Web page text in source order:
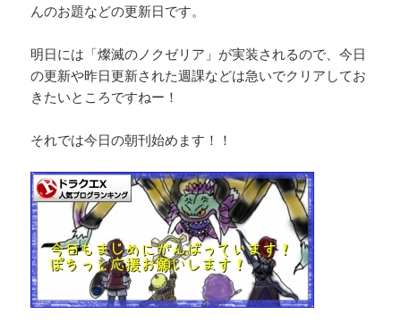
んのお題などの更新日です。
明日には「燦滅のノクゼリア」が実装されるので、今日
の更新や昨日更新された週課などは急いでクリアしてお
きたいところですねー！
それでは今日の朝刊始めます！！